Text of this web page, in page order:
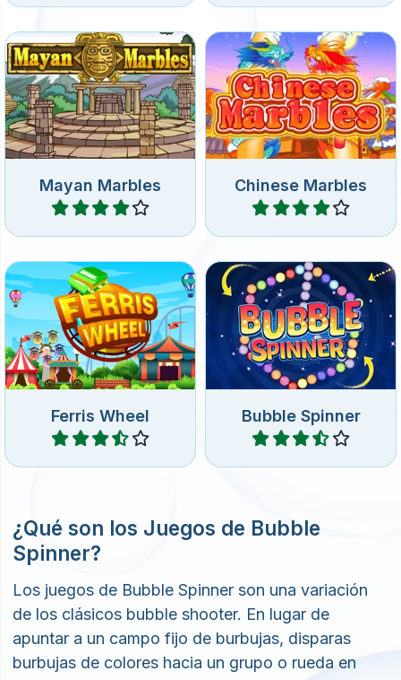
Mayan Marbles
con temática Maya: dispara
al grupo de canicas que
gira.
Jugar
Chinese Marbles
Juego de disparar burbujas
en la Antigua China: dispara
a las burbujas.
Jugar
Ferris Wheel
Dispara a las burbujas en la
feria de atracciones.
Jugar
Bubble Spinner
Juego de Bubble Shooter
con burbujas giratorias.
Jugar
Los juegos de Bubble Spinner son una variación
de los clásicos bubble shooter. En lugar de
apuntar a un campo fijo de burbujas, disparas
burbujas de colores hacia un grupo o rueda en
rotación. Cada tiro cambia el equilibrio de la rueda,
haciéndola girar en nuevas direcciones. El objetivo